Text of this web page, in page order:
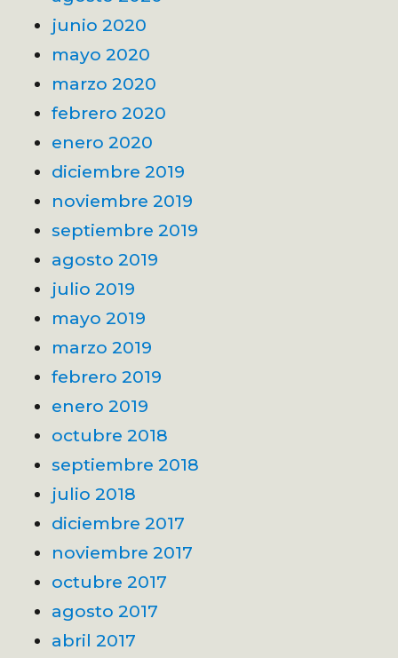
junio 2020
mayo 2020
marzo 2020
febrero 2020
enero 2020
diciembre 2019
noviembre 2019
septiembre 2019
agosto 2019
julio 2019
mayo 2019
marzo 2019
febrero 2019
enero 2019
octubre 2018
septiembre 2018
julio 2018
diciembre 2017
noviembre 2017
octubre 2017
agosto 2017
abril 2017